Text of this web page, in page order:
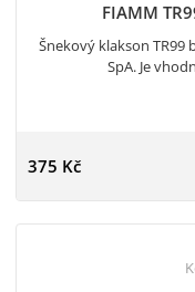
FIAMM
Šnekový klakson
SpA. Je
375 Kč